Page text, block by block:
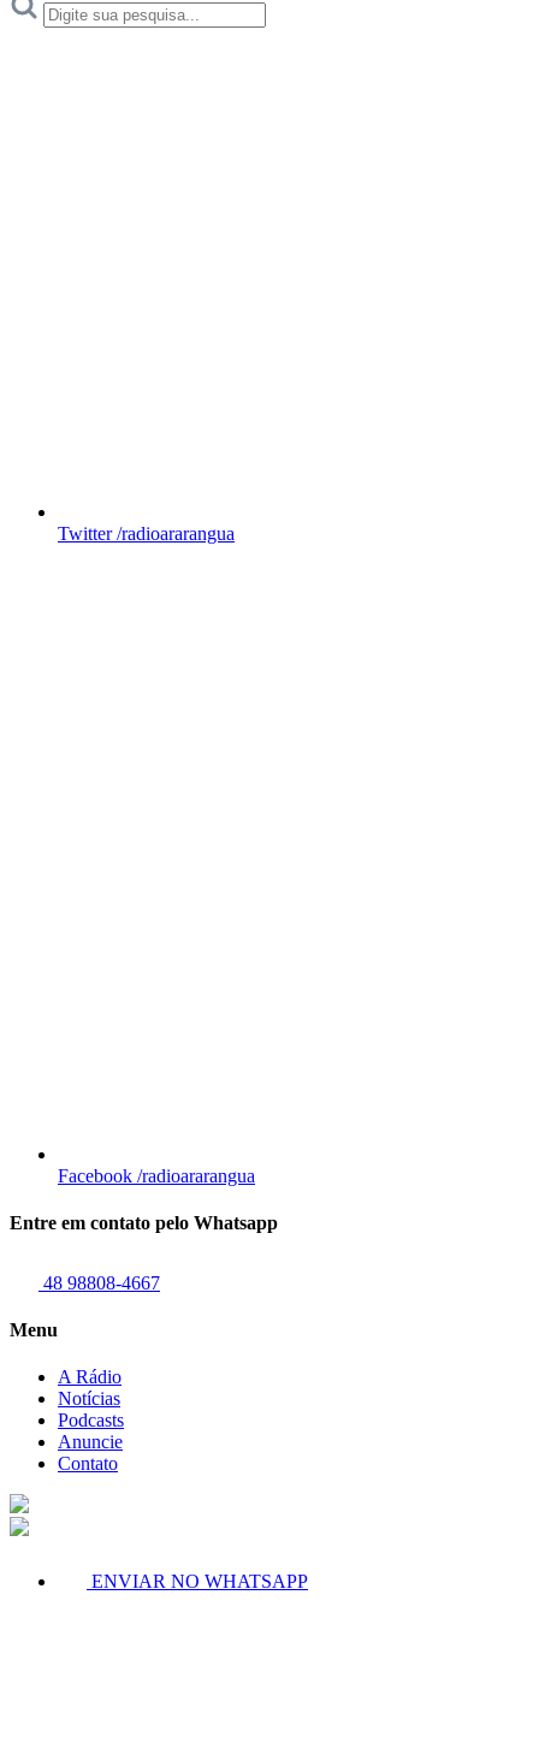
Twitter /radioararangua
Facebook /radioararangua
Entre em contato pelo Whatsapp
48 98808-4667
Menu
A Rádio
Notícias
Podcasts
Anuncie
Contato
ENVIAR NO WHATSAPP